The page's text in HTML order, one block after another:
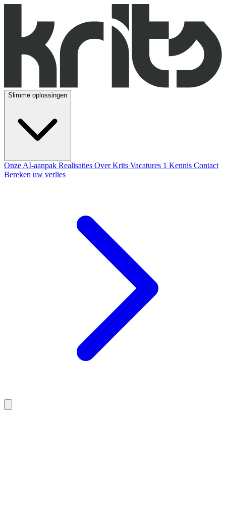
Slimme oplossingen
Onze AI-aanpak Realisaties Over Krits Vacatures 1 Kennis Contact
Bereken uw verlies